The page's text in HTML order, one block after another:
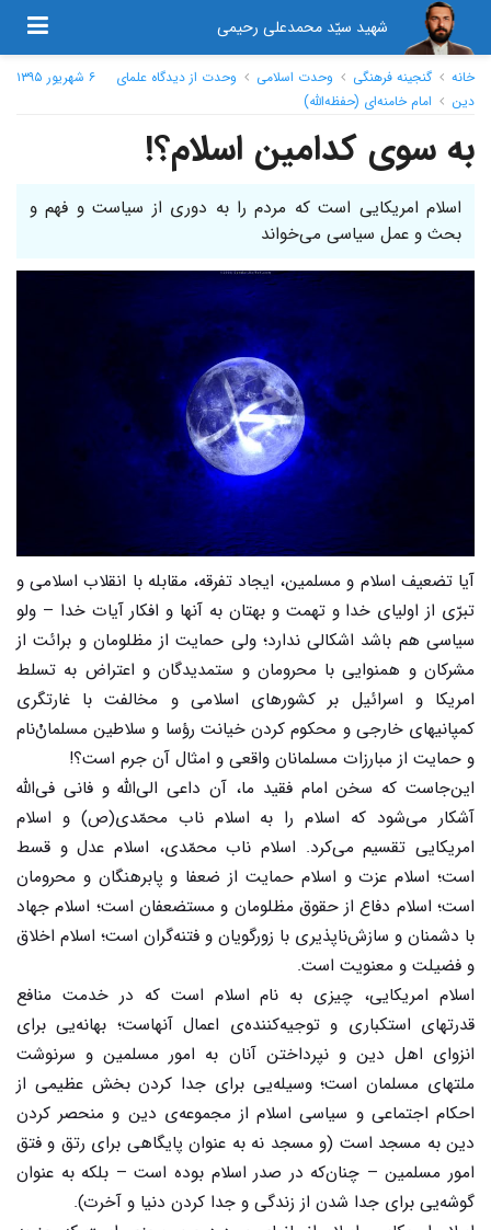
شهید سیّد محمدعلی رحیمی
۶ شهریور ۱۳۹۵ خانه گنجینه فرهنگی وحدت اسلامی
وحدت از دیدگاه علمای
دین
امام خامنه‌ای (حفظه‌الله)
به سوی کدامین اسلام؟!
اسلام امریکایی است که مردم را به دوری از سیاست و فهم و
بحث و عمل سیاسی می‌خواند
آیا تضعیف اسلام و مسلمین، ایجاد تفرقه، مقابله با انقلاب اسلامی و
تبرّی از اولیای خدا و تهمت و بهتان به آنها و افکار آیات خدا – ولو
سیاسی هم باشد اشکالی ندارد؛ ولی حمایت از مظلومان و برائت از
مشرکان و همنوایی با محرومان و ستمدیدگان و اعتراض به تسلط
امریکا و اسرائیل بر کشورهای اسلامی و مخالفت با غارتگری
کمپانیهای خارجی و محکوم کردن خیانت رؤسا و سلاطین مسلمانْ‌نام
و حمایت از مبارزات مسلمانان واقعی و امثال آن جرم است؟!
این‌جاست که سخن امام فقید ما، آن داعی الی‌اللَّه و فانی فی‌اللَّه
آشکار می‌شود که اسلام را به اسلام ناب محمّدی(ص) و اسلام
امریکایی تقسیم می‌کرد. اسلام ناب محمّدی، اسلام عدل و قسط
است؛ اسلام عزت و اسلام حمایت از ضعفا و پابرهنگان و محرومان
است؛ اسلام دفاع از حقوق مظلومان و مستضعفان است؛ اسلام جهاد
با دشمنان و سازش‌ناپذیری با زورگویان و فتنه‌گران است؛ اسلام اخلاق
و فضیلت و معنویت است.
اسلام امریکایی، چیزی به نام اسلام است که در خدمت منافع
قدرتهای استکباری و توجیه‌کننده‌ی اعمال آنهاست؛ بهانه‌یی برای
انزوای اهل دین و نپرداختن آنان به امور مسلمین و سرنوشت
ملتهای مسلمان است؛ وسیله‌یی برای جدا کردن بخش عظیمی از
احکام اجتماعی و سیاسی اسلام از مجموعه‌ی دین و منحصر کردن
دین به مسجد است (و مسجد نه به عنوان پایگاهی برای رتق و فتق
امور مسلمین – چنان‌که در صدر اسلام بوده است – بلکه به عنوان
گوشه‌یی برای جدا شدن از زندگی و جدا کردن دنیا و آخرت).